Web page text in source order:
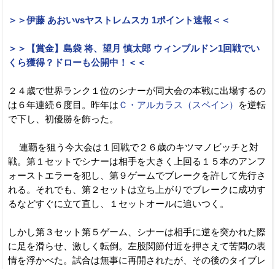
＞＞伊藤 あおいvsヤストレムスカ 1ポイント速報＜＜
＞＞【賞金】島袋 将、望月 慎太郎 ウィンブルドン1回戦でい
くら獲得？ドローも公開中！＜＜
２４歳で世界ランク１位のシナーが同大会の本戦に出場するの
は６年連続６度目。昨年は Ｃ・アルカラス（スペイン）
を逆転
で下し、初優勝を飾った。
連覇を狙う今大会は１回戦で２６歳のキツマノビッチと対
戦。第１セットでシナーは相手を大きく上回る１５本のアンフ
ォーストエラーを犯し、第９ゲームでブレークを許して先行さ
れる。それでも、第２セットは立ち上がりでブレークに成功す
るなどすぐに立て直し、１セットオールに追いつく。
しかし第３セット第５ゲーム、シナーは相手に逆を突かれた際
に足を滑らせ、激しく転倒。左股関節付近を押さえて苦悶の表
情を浮かべた。試合は無事に再開されたが、その後のタイブレ